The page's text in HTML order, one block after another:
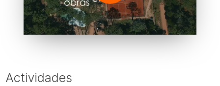
Actividades